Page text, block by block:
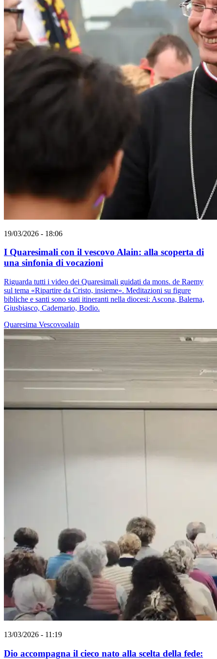
19/03/2026 - 18:06
I Quaresimali con il vescovo Alain: alla scoperta di
una sinfonia di vocazioni
Riguarda tutti i video dei Quaresimali guidati da mons. de Raemy
sul tema «Ripartire da Cristo, insieme». Meditazioni su figure
bibliche e santi sono stati itineranti nella diocesi: Ascona, Balerna,
Giusbiasco, Cademario, Bodio.
Quaresima Vescovoalain
13/03/2026 - 11:19
Dio accompagna il cieco nato alla scelta della fede: